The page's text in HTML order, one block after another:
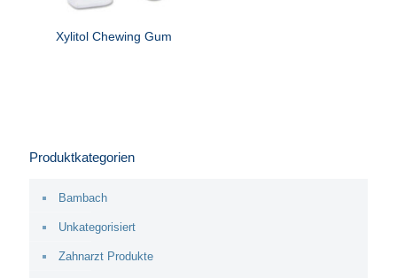
Xylitol Chewing Gum
Produktkategorien
Bambach
Unkategorisiert
Zahnarzt Produkte